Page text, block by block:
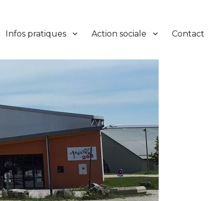
Infos pratiques Action sociale Contact